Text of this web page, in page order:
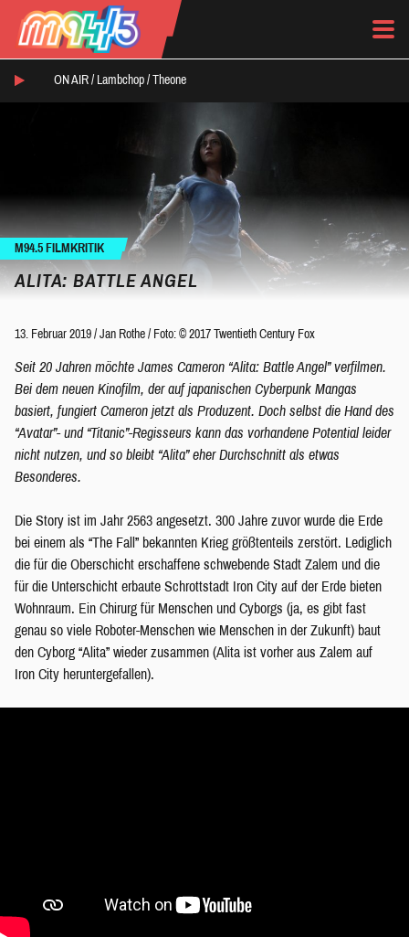
ON AIR / Lambchop / Theone
M94.5 FILMKRITIK
ALITA: BATTLE ANGEL
13. Februar 2019 / Jan Rothe / Foto: © 2017 Twentieth Century Fox
Seit 20 Jahren möchte James Cameron “Alita: Battle Angel” verfilmen.
Bei dem neuen Kinofilm, der auf japanischen Cyberpunk Mangas
basiert, fungiert Cameron jetzt als Produzent. Doch selbst die Hand des
“Avatar”- und “Titanic”-Regisseurs kann das vorhandene Potential leider
nicht nutzen, und so bleibt “Alita” eher Durchschnitt als etwas
Besonderes.
Die Story ist im Jahr 2563 angesetzt. 300 Jahre zuvor wurde die Erde
bei einem als “The Fall” bekannten Krieg größtenteils zerstört. Lediglich
die für die Oberschicht erschaffene schwebende Stadt Zalem und die
für die Unterschicht erbaute Schrottstadt Iron City auf der Erde bieten
Wohnraum. Ein Chirurg für Menschen und Cyborgs (ja, es gibt fast
genau so viele Roboter-Menschen wie Menschen in der Zukunft) baut
den Cyborg “Alita” wieder zusammen (Alita ist vorher aus Zalem auf
Iron City heruntergefallen).